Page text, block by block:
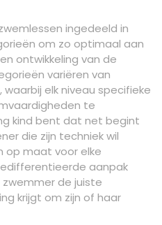
ingedeeld in
om zo optimaal aan
ontwikkeling van de
variëren van
elk niveau specifieke
te
kind bent dat net begint
die zijn techniek wil
op maat voor elke
aanpak
de juiste
krijgt om zijn of haar